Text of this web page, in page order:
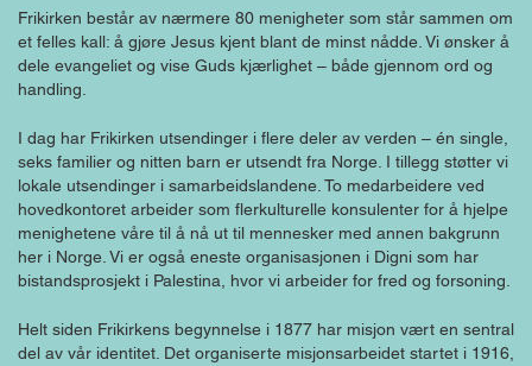
Frikirken består av nærmere 80 menigheter som står sammen om
et felles kall: å gjøre Jesus kjent blant de minst nådde. Vi ønsker å
dele evangeliet og vise Guds kjærlighet – både gjennom ord og
handling.
I dag har Frikirken utsendinger i flere deler av verden – én single,
seks familier og nitten barn er utsendt fra Norge. I tillegg støtter vi
lokale utsendinger i samarbeidslandene. To medarbeidere ved
hovedkontoret arbeider som flerkulturelle konsulenter for å hjelpe
menighetene våre til å nå ut til mennesker med annen bakgrunn
her i Norge. Vi er også eneste organisasjonen i Digni som har
bistandsprosjekt i Palestina, hvor vi arbeider for fred og forsoning.
Helt siden Frikirkens begynnelse i 1877 har misjon vært en sentral
del av vår identitet. Det organiserte misjonsarbeidet startet i 1916,